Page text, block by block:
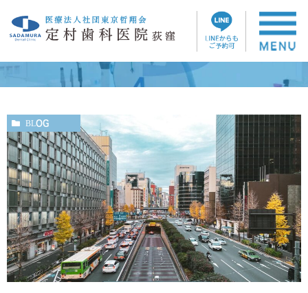
ブログ
BLOG